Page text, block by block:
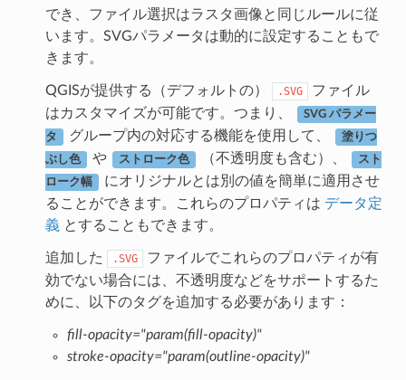
でき、ファイル選択はラスタ画像と同じルールに従
います。SVGパラメータは動的に設定することもで
きます。
QGISが提供する（デフォルトの） .SVG
ファイル
はカスタマイズが可能です。つまり、
SVG パラメー
タ グループ内の対応する機能を使用して、 塗りつ
ぶし色 や ストローク色 （不透明度も含む）、 スト
ローク幅
にオリジナルとは別の値を簡単に適用させ
ることができます。これらのプロパティは データ定
義とすることもできます。
追加した .SVG
ファイルでこれらのプロパティが有
効でない場合には、不透明度などをサポートするた
めに、以下のタグを追加する必要があります：
fill-opacity="param(fill-opacity)"
stroke-opacity="param(outline-opacity)"